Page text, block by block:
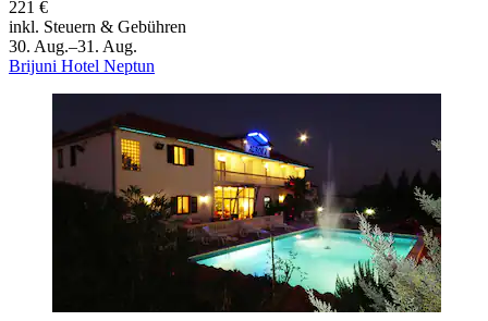
221 €
inkl. Steuern & Gebühren
30. Aug.–31. Aug.
Brijuni Hotel Neptun